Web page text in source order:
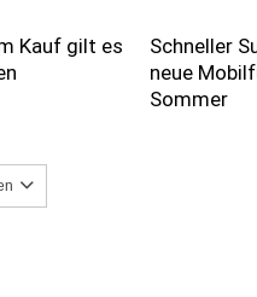
Kauf gilt es
Schneller
neue
Sommer